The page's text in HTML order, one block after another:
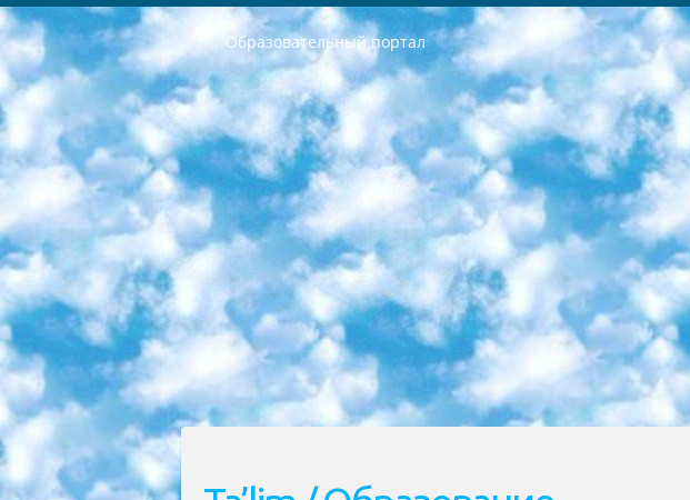
Образовательный портал
РЕСПУБЛИКА УЗБЕКИСТАН МИНИСТРЕРСТВО ДОШКОЛЬНОГО И ШКОЛЬНОГО ОБРАЗОВАНИЯ КОМАНДА в общеобразовательных учреждениях в 2023-2024 учебном году организация и проведение итоговой государственной аттестации обучающихся о Министра дошкольного и школьного образования Республики Узбекистан от 4 марта 2008 года (постановлением Минюста от 20 марта 2008 года № 1778 государственной регистрации) «Итоговое состояние учащихся общего среднего образования на основании положения об утверждении положения об аттестации общего среднего образования выпускной экзамен студентов в образовательных учреждениях в 2023-2024 учебном году В целях организации и прохождения аттестации приказываю: 1. Следующее: перечень предметов, по которым будет проводиться итоговая государственная аттестация и экзамен формы перевода согласно приложению 1; сертификаты международного образца, оценивающие уровень владения иностранными языками перечень согласно приложению 2; 2. Педагогический при специализированных образовательных учреждениях. научно-практический центр квалификации и международной оценки (Д.Давидова) 2024 г. До 25 марта: задания по предметам, по которым будет проводиться итоговая аттестация разработка и утверждение технических условий; итоговая аттестация на основании разработанного предметного задания разработка вопросов по предметам (устно и письменно), экзамен передача; общеобразовательные средние школы и специальные учебные заведения учащиеся выпускных классов школ и интернатов в агентской системе подготовка базы данных экзаменационных материалов и критериев оценки; перевод базы экзаменационных материалов на все языки обучения подать в Республиканский образовательный центр для изготовления; варианты экзаменов на основе разработанных контрольных материалов пусть будут поставлены задачи формирования. 3. Республиканский образовательный центр (Ш.Худайкулов) до 5 апреля 2024 года. до: база данных предоставленных экзаменационных материалов на все языки обучения перевод и экспертиза; для слепых, слабовидящих, глухих, слабослышащих и умственно отсталых детей учащиеся выпускных классов специализированных школ и школ-интернатов база данных экзаменационных материалов на всех преподаваемых языках подготовка критериев оценки; специализированные школы для умственно отсталых детей и технологии для учащихся выпускных классов школ-интернатов разработка соответствующих рекомендаций и критериев проведения ЕГЭ по естествознанию давать задания. 4. Педагогический при специализированных образовательных учреждениях. Научно-практический центр навыков и международной оценки (Д.Давидова), Республика образовательный центр (Худайкулов Ш.) итоговый государственный аттестационный экзамен ориентирован на творческое и логическое мышление при подготовке базы материалов учитывать введение заданий. 5. Следует отметить, что: сертификат государственного образца о знании общеобразовательного предмета и как минимум национальный уровень B1 по предметам на иностранных языках, указанным в Приложении 2. или международно признанный сертификат эквивалентного уровня студенты, изучающие определенный предмет, освобождаются от экзамена; по соответствующим предметам запланирована итоговая государственная аттестация за день до дня, путем жеребьевки Рабочей группой (в письменной форме по предметам, проводимым в форме) из числа сформированных вариантов выбрано 2 варианта; 2 выбранных варианта экзамена анонсированы на официальном сайте министерства и все выпускники по всей стране на основе этих вариантов проводит итоговую государственную аттестацию. 6. Государственное образование учащихся средних общеобразовательных учреждений. знания в соответствии с квалификационными требованиями, которые необходимо приобрести на основании стандартов итоговый (выпускной) контроль для 9 и 11 классов в целях тестирования Экзамены (далее – экзамены) состоят из предметов, перечисленных в приложении 1. будет сделано. 7. Экзамены пройдут с 26 мая по 15 июня 2024 г. (кроме науки физического воспитания). 8. Физическая для учащихся 9 классов общесредних образовательных учреждений. Экзамены по предмету «Образование, квалификация медицина» 1-6 мая 2024 года. сотрудники перевести под присмотр (с отклонениями в физическом или умственном развитии) специализированная школа для детей, школы-